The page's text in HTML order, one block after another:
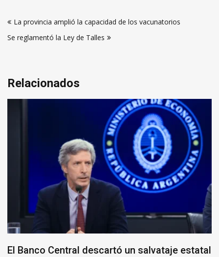
de
entradas
La provincia amplió la capacidad de los vacunatorios
Se reglamentó la Ley de Talles
Relacionados
El Banco Central descartó un salvataje estatal